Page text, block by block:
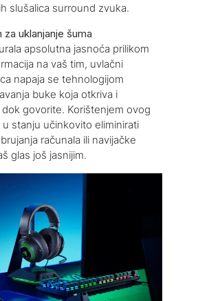
slušalica surround zvuka.
uklanjanje šuma
apsolutna jasnoća prilikom
na vaš tim, uvlačni
napaja se tehnologijom
buke koja otkriva i
govorite. Korištenjem ovog
stanju učinkovito eliminirati
računala ili navijačke
glas još jasnijim.